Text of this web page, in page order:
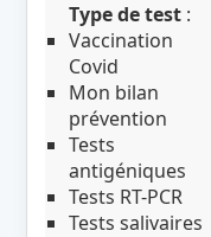
Type de test:
Vaccination
Covid
Mon bilan
prévention
Tests
antigéniques
Tests RT-PCR
Tests salivaires